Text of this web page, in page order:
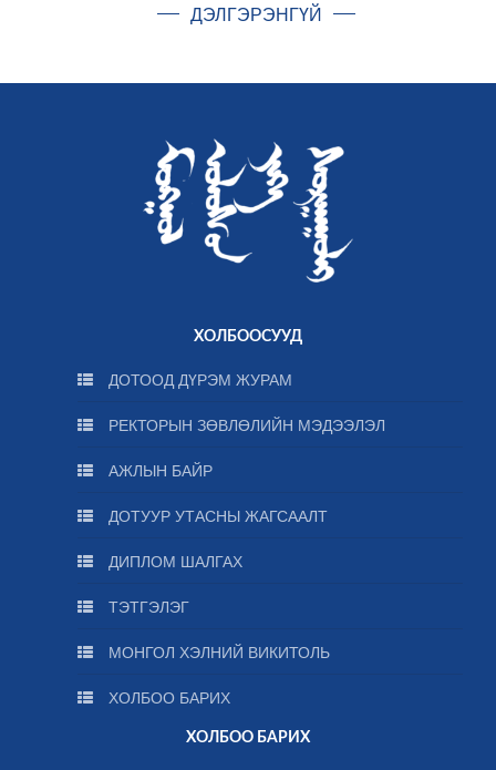
ДЭЛГЭРЭНГҮЙ
ХОЛБООСУУД
ДОТООД ДҮРЭМ ЖУРАМ
РЕКТОРЫН ЗӨВЛӨЛИЙН МЭДЭЭЛЭЛ
АЖЛЫН БАЙР
ДОТУУР УТАСНЫ ЖАГСААЛТ
ДИПЛОМ ШАЛГАХ
ТЭТГЭЛЭГ
МОНГОЛ ХЭЛНИЙ ВИКИТОЛЬ
ХОЛБОО БАРИХ
ХОЛБОО БАРИХ